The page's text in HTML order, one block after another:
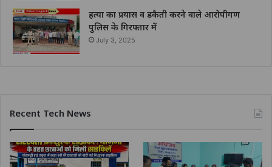
हत्या का प्रयास व डकैती करने वाले आरोपीगण
पुलिस के गिरफ्तार में
July 3, 2025
Recent Tech News